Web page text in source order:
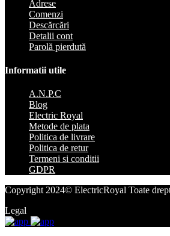
Adrese
Comenzi
Descărcări
Detalii cont
Parolă pierdută
Informatii utile
A.N.P.C
Blog
Electric Royal
Metode de plata
Politica de livrare
Politica de retur
Termeni si conditii
GDPR
Copyright 2024© ElectricRoyal Toate
Legal